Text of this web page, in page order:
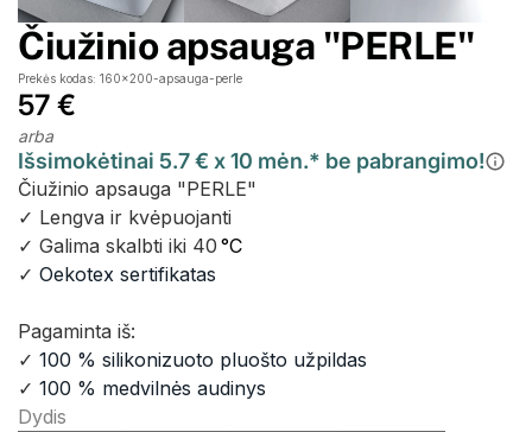
Čiužinio apsauga "PERLE"
57 €
Prekės kodas: 160x200-apsauga-perle
arba
Išsimokėtinai 5.7 € x 10 mėn.* be pabrangimo!
Čiužinio apsauga "PERLE"
✓ Lengva ir kvėpuojanti
✓ Galima skalbti iki 40 °C
✓ Oekotex sertifikatas
Pagaminta iš:
✓ 100 % silikonizuoto pluošto užpildas
✓ 100 % medvilnės audinys
Dydis